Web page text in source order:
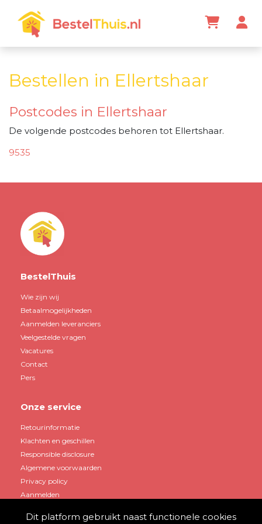
Bestellen in Ellertshaar
Postcodes in Ellertshaar
De volgende postcodes behoren tot Ellertshaar.
9535
BestelThuis
Wie zijn wij
Betaalmogelijkheden
Aanmelden leveranciers
Veelgestelde vragen
Vacatures
Contact
Pers
Onze service
Retourinformatie
Klachten en geschillen
Responsible disclosure
Algemene voorwaarden
Privacy policy
Aanmelden
Dit platform gebruikt naast functionele cookies